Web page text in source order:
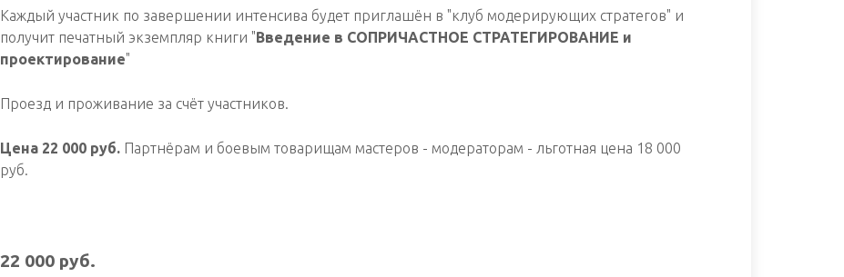
Каждый участник по завершении интенсива будет приглашён в "клуб модерирующих стратегов" и
получит печатный экземпляр книги "Введение в СОПРИЧАСТНОЕ СТРАТЕГИРОВАНИЕ и
проектирование"
Проезд и проживание за счёт участников.
Цена 22 000 руб. Партнёрам и боевым товарищам мастеров - модераторам - льготная цена 18 000
руб.
22 000 руб.